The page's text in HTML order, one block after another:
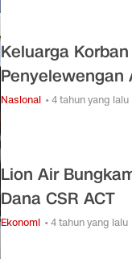
Keluarga
Penyelewengan
Nasional • 4 tahun yang lalu
Lion Air
Dana CSR ACT
Ekonomi • 4 tahun yang lalu